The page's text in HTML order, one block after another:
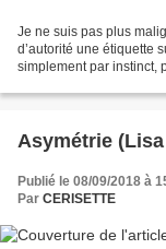
Je ne suis pas plus
d’autorité une étiquette
simplement par instinct,
Asymétrie
Publié le 08/09/2018 à
Par CERISETTE